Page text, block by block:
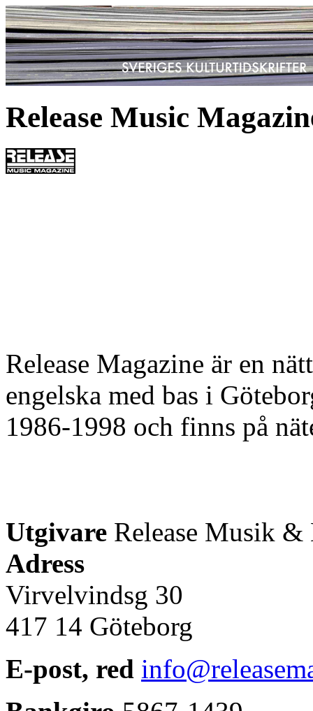
Release Music
Release Magazine är en
engelska med bas i
1986-1998 och finns på
Utgivare Release Musik
Adress
Virvelvindsg 30
417 14 Göteborg
E-post, red